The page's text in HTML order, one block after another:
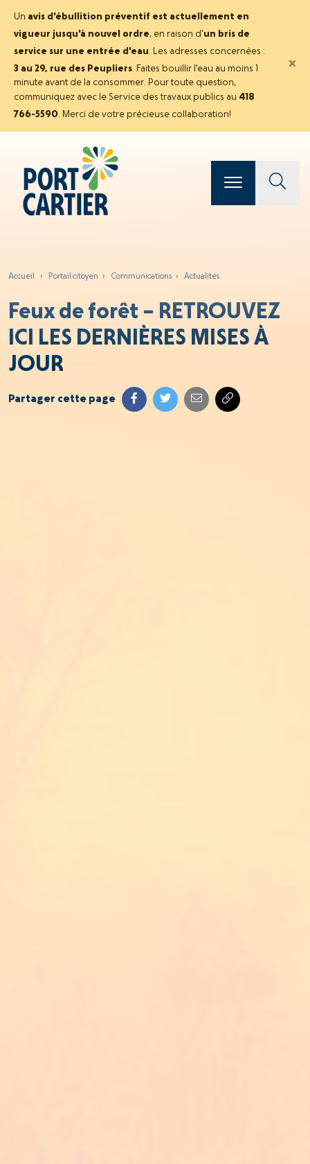
Un avis d'ébullition préventif est actuellement en
vigueur jusqu'à nouvel ordre, en raison d'un bris de
service sur une entrée d'eau. Les adresses concernées :
3 au 29, rue des Peupliers. Faites bouillir l'eau au moins 1
minute avant de la consommer. Pour toute question,
communiquez avec le Service des travaux publics au 418
766-5590. Merci de votre précieuse collaboration!
×
Accueil › Portail citoyen › Communications › Actualités
Feux de forêt – RETROUVEZ
ICI LES DERNIÈRES MISES À
JOUR
Partager cette page